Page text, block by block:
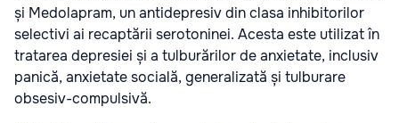
și Medolapram, un antidepresiv din clasa inhibitorilor
selectivi ai recaptării serotoninei. Acesta este utilizat în
tratarea depresiei și a tulburărilor de anxietate, inclusiv
panică, anxietate socială, generalizată și tulburare
obsesiv-compulsivă.